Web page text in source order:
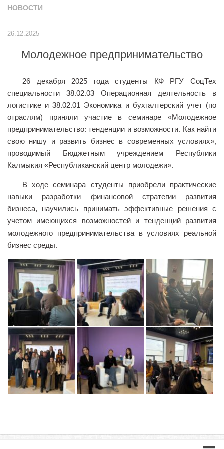
Учёный совет
Контакты РГУ СоцТех
Абитуриенту
Рекомендованные к зачислению
Приказы о зачислении
Студенту
Расписание учебных занятий студентов на 2-ое
Коллективные творческие дела
Библиотека
Студенческое научное общество
Социальная поддержка студентов
Центр содействия трудоустройству выпускников
График учебного процесса
Электронное обучение и дистанционные
образовательные технологии
Демонстрационный экзамен
Родителям
НОВОСТИ
26.12.2025
Молодежное предпринимательство
26 декабря 2025 года студенты КФ РГУ СоцТех
специальности 38.02.03 Операционная деятельность в
логистике и 38.02.01 Экономика и бухгалтерский учет (по
отраслям) приняли участие в семинаре «Молодежное
предпринимательство: тенденции и возможности. Как найти
свою нишу и развить бизнес в современных условиях»,
проводимый Бюджетным учреждением Республики
Калмыкия «Республиканский центр молодежи».
В ходе семинара студенты приобрели практические
навыки разработки финансовой стратегии развития
бизнеса, научились принимать эффективные решения с
учетом имеющихся возможностей и тенденций развития
молодежного предпринимательства в условиях реальной
бизнес среды.